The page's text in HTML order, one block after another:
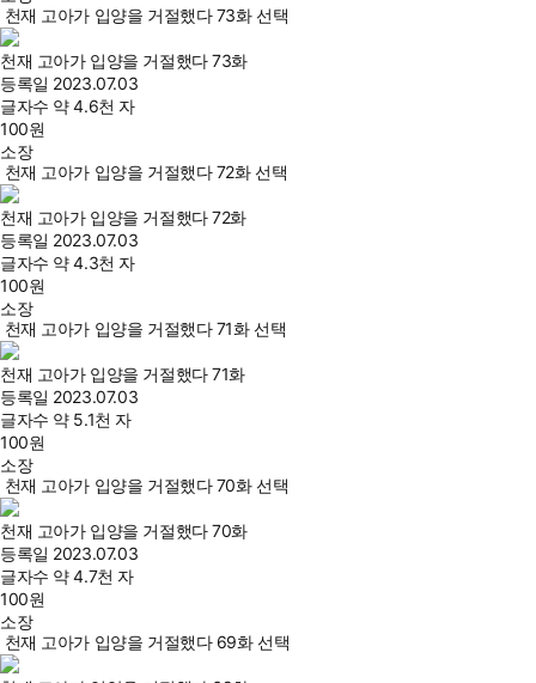
천재 고아가 입양을 거절했다 73화 선택
천재 고아가 입양을 거절했다 73화
등록일 2023.07.03
글자수 약 4.6천 자
100원
소장
천재 고아가 입양을 거절했다 72화 선택
천재 고아가 입양을 거절했다 72화
등록일 2023.07.03
글자수 약 4.3천 자
100원
소장
천재 고아가 입양을 거절했다 71화 선택
천재 고아가 입양을 거절했다 71화
등록일 2023.07.03
글자수 약 5.1천 자
100원
소장
천재 고아가 입양을 거절했다 70화 선택
천재 고아가 입양을 거절했다 70화
등록일 2023.07.03
글자수 약 4.7천 자
100원
소장
천재 고아가 입양을 거절했다 69화 선택